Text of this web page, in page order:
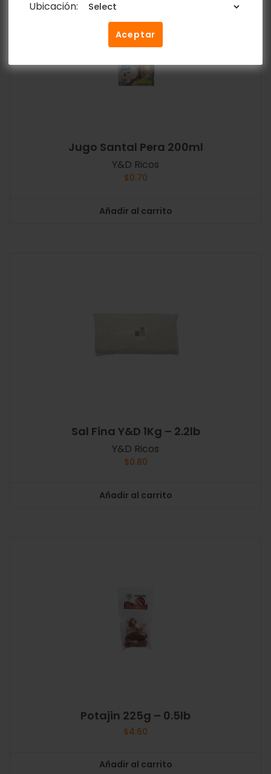
Ubicación:
Aceptar
Jugo Santal Pera 200ml
Y&D Ricos
$0.70
Añadir al carrito
Sal Fina Y&D 1Kg – 2.2lb
Y&D Ricos
$0.80
Añadir al carrito
Potajin 225g – 0.5lb
$4.60
Añadir al carrito